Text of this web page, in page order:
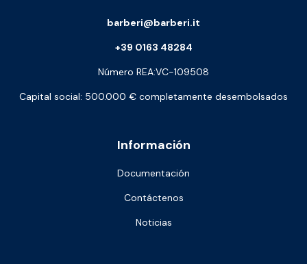
Información
Documentación
Contáctenos
Noticias
barberi@barberi.it
+39 0163 48284
Número REA:VC-109508
Capital social: 500.000 € completamente desembolsados